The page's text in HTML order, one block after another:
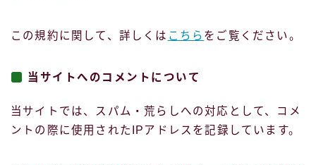
この規約に関して、詳しくは こちら をご覧ください。
当サイトへのコメントについて
当サイトでは、スパム・荒らしへの対応として、コメ
ントの際に使用されたIPアドレスを記録しています。